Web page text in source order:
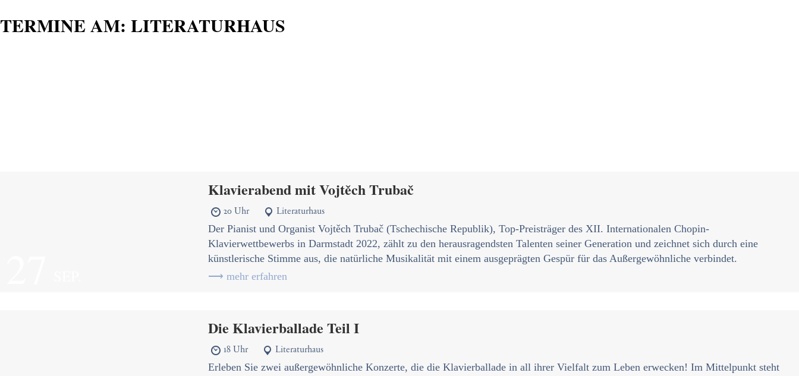
TERMINE AM: LITERATURHAUS
Klavierabend mit Vojtěch Trubač
 20 Uhr  Literaturhaus
Der Pianist und Organist Vojtěch Trubač (Tschechische Republik), Top-Preisträger des XII. Internationalen Chopin-
Klavierwettbewerbs in Darmstadt 2022, zählt zu den herausragendsten Talenten seiner Generation und zeichnet sich durch eine
künstlerische Stimme aus, die natürliche Musikalität mit einem ausgeprägten Gespür für das Außergewöhnliche verbindet.
⟶ mehr erfahren
Die Klavierballade Teil I
 18 Uhr  Literaturhaus
Erleben Sie zwei außergewöhnliche Konzerte, die die Klavierballade in all ihrer Vielfalt zum Leben erwecken! Im Mittelpunkt steht